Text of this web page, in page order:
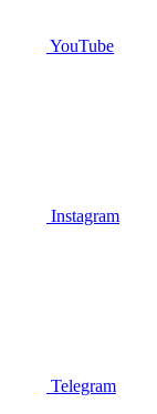
YouTube
Instagram
Telegram